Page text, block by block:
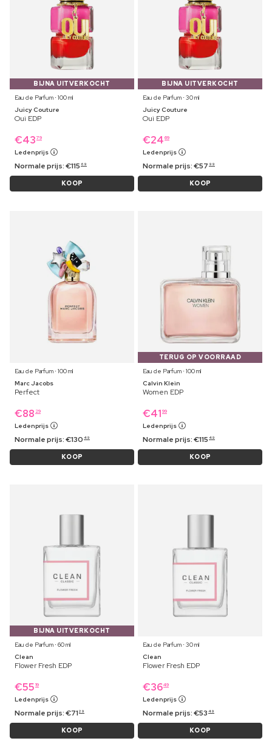
BIJNA UITVERKOCHT
Eau de Parfum ⋅ 100 ml
Juicy Couture
Oui EDP
€43 79
Ledenprijs
Normale prijs:€115 69
KOOP
BIJNA UITVERKOCHT
Eau de Parfum ⋅ 30 ml
Juicy Couture
Oui EDP
€24 69
Ledenprijs
Normale prijs:€57 99
KOOP
Eau de Parfum ⋅ 100 ml
Marc Jacobs
Perfect
€88 29
Ledenprijs
Normale prijs:€130 49
KOOP
TERUG OP VOORRAAD
Eau de Parfum ⋅ 100 ml
Calvin Klein
Women EDP
€41 99
Ledenprijs
Normale prijs:€115 49
KOOP
BIJNA UITVERKOCHT
Eau de Parfum ⋅ 60 ml
Clean
Flower Fresh EDP
€55 19
Ledenprijs
Normale prijs:€71 29
KOOP
Eau de Parfum ⋅ 30 ml
Clean
Flower Fresh EDP
€3649
Ledenprijs
Normale prijs:€53 49
KOOP